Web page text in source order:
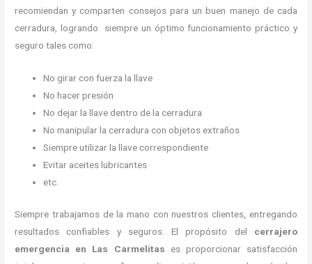
recomiendan y comparten consejos para un buen manejo de cada
cerradura, logrando siempre un óptimo funcionamiento práctico y
seguro tales como:
No girar con fuerza la llave
No hacer presión
No dejar la llave dentro de la cerradura
No manipular la cerradura con objetos extraños
Siempre utilizar la llave correspondiente
Evitar aceites lubricantes
etc.
Siempre trabajamos de la mano con nuestros clientes, entregando
resultados confiables y seguros. El propósito del cerrajero
emergencia en Las Carmelitas es proporcionar satisfacción